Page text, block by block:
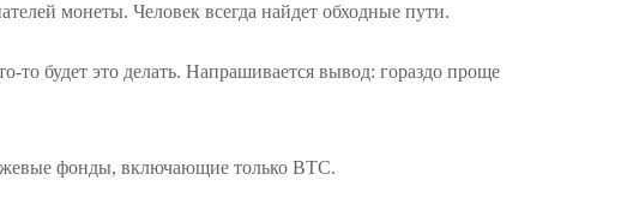
монеты. Человек всегда найдет обходные пути.
будет это делать. Напрашивается вывод: гораздо проще
фонды, включающие только BTC.